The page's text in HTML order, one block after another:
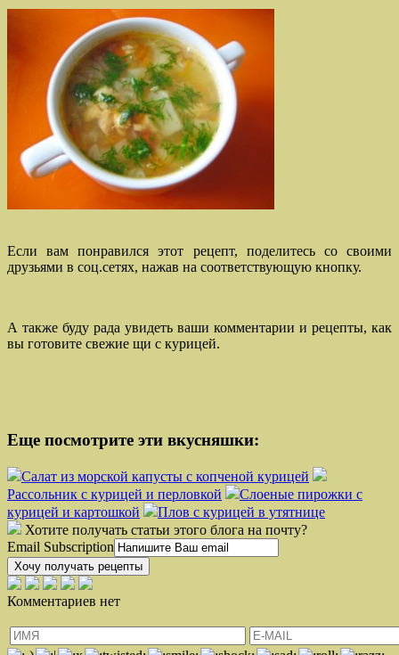
Если вам понравился этот рецепт, поделитесь со своими
друзьями в соц.сетях, нажав на соответствующую кнопку.
А также буду рада увидеть ваши комментарии и рецепты, как
вы готовите свежие щи с курицей.
Еще посмотрите эти вкусняшки:
Салат из морской капусты с копченой курицей
Рассольник с курицей и перловкой
Слоеные пирожки с
курицей и картошкой
Плов с курицей в утятнице
Хотите получать статьи этого блога на почту?
Email Subscription
Хочу получать рецепты
Комментариев нет